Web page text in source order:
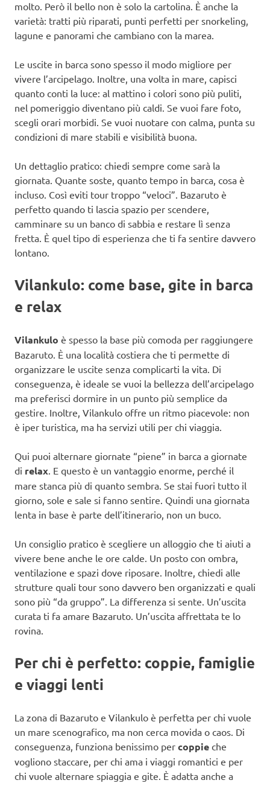
molto. Però il bello non è solo la cartolina. È anche la
varietà: tratti più riparati, punti perfetti per snorkeling,
lagune e panorami che cambiano con la marea.
Le uscite in barca sono spesso il modo migliore per
vivere l’arcipelago. Inoltre, una volta in mare, capisci
quanto conti la luce: al mattino i colori sono più puliti,
nel pomeriggio diventano più caldi. Se vuoi fare foto,
scegli orari morbidi. Se vuoi nuotare con calma, punta su
condizioni di mare stabili e visibilità buona.
Un dettaglio pratico: chiedi sempre come sarà la
giornata. Quante soste, quanto tempo in barca, cosa è
incluso. Così eviti tour troppo “veloci”. Bazaruto è
perfetto quando ti lascia spazio per scendere,
camminare su un banco di sabbia e restare lì senza
fretta. È quel tipo di esperienza che ti fa sentire davvero
lontano.
Vilankulo: come base, gite in barca
e relax
Vilankulo è spesso la base più comoda per raggiungere
Bazaruto. È una località costiera che ti permette di
organizzare le uscite senza complicarti la vita. Di
conseguenza, è ideale se vuoi la bellezza dell’arcipelago
ma preferisci dormire in un punto più semplice da
gestire. Inoltre, Vilankulo offre un ritmo piacevole: non
è iper turistica, ma ha servizi utili per chi viaggia.
Qui puoi alternare giornate “piene” in barca a giornate
di relax. E questo è un vantaggio enorme, perché il
mare stanca più di quanto sembra. Se stai fuori tutto il
giorno, sole e sale si fanno sentire. Quindi una giornata
lenta in base è parte dell’itinerario, non un buco.
Un consiglio pratico è scegliere un alloggio che ti aiuti a
vivere bene anche le ore calde. Un posto con ombra,
ventilazione e spazi dove riposare. Inoltre, chiedi alle
strutture quali tour sono davvero ben organizzati e quali
sono più “da gruppo”. La differenza si sente. Un’uscita
curata ti fa amare Bazaruto. Un’uscita affrettata te lo
rovina.
Per chi è perfetto: coppie, famiglie
e viaggi lenti
La zona di Bazaruto e Vilankulo è perfetta per chi vuole
un mare scenografico, ma non cerca movida o caos. Di
conseguenza, funziona benissimo per coppie che
vogliono staccare, per chi ama i viaggi romantici e per
chi vuole alternare spiaggia e gite. È adatta anche a